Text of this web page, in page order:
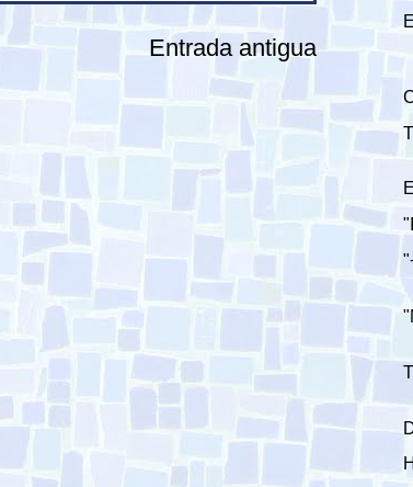
Entrada antigua